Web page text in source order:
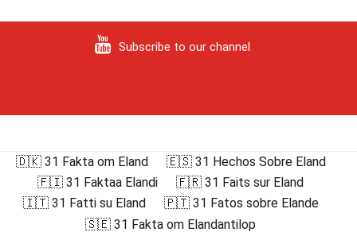
Subscribe to our channel
🇩🇰 31 Fakta om Eland
🇪🇸 31 Hechos Sobre Eland
🇫🇮 31 Faktaa Elandi
🇫🇷 31 Faits sur Eland
🇮🇹 31 Fatti su Eland
🇵🇹 31 Fatos sobre Elande
🇸🇪 31 Fakta om Elandantilop